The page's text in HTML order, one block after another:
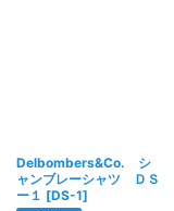
Delbombers&Co. シ
ャンブレーシャツ ＤＳ
ー１ [DS-1]